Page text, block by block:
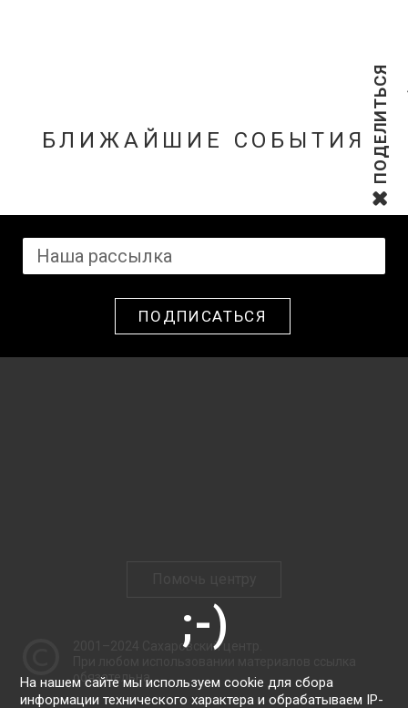
ПОДЕЛИТЬСЯ
БЛИЖАЙШИЕ СОБЫТИЯ
ПОДПИСАТЬСЯ
Сахаровский центр
обязательна.
На нашем сайте мы используем cookie для сбора
информации технического характера и обрабатываем IP-